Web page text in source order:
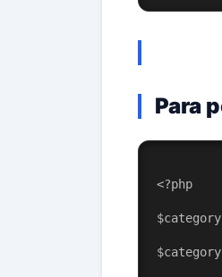
Para
<?php
$category
$category